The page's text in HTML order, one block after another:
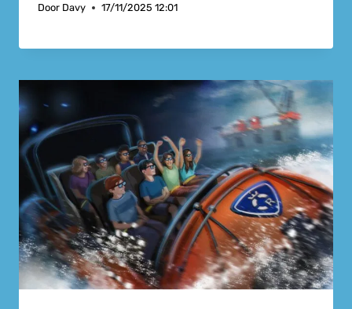
Door Davy 17/11/2025 12:01